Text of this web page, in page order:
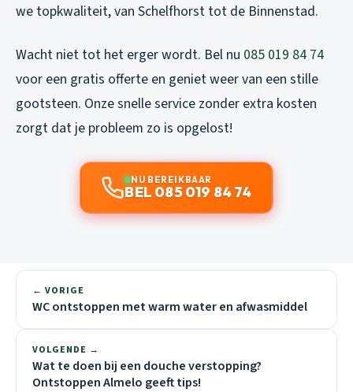
we topkwaliteit, van Schelfhorst tot de Binnenstad.
Wacht niet tot het erger wordt. Bel nu 085 019 84 74
voor een gratis offerte en geniet weer van een stille
gootsteen. Onze snelle service zonder extra kosten
zorgt dat je probleem zo is opgelost!
NU BEREIKBAAR
BEL 085 019 84 74
← VORIGE
WC ontstoppen met warm water en afwasmiddel
VOLGENDE →
Wat te doen bij een douche verstopping?
Ontstoppen Almelo geeft tips!